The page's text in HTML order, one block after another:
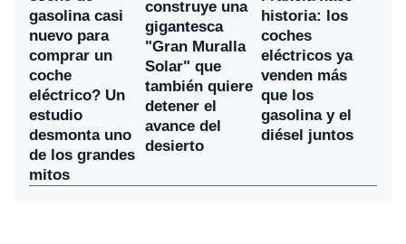
gasolina casi
nuevo para
comprar un
coche
eléctrico? Un
estudio
desmonta uno
de los grandes
mitos
construye una
gigantesca
"Gran Muralla
Solar" que
también quiere
detener el
avance del
desierto
historia: los
coches
eléctricos ya
venden más
que los
gasolina y el
diésel juntos